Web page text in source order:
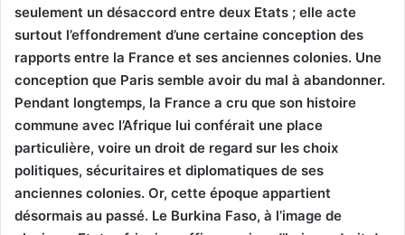
seulement un désaccord entre deux Etats ; elle acte
surtout l’effondrement d’une certaine conception des
rapports entre la France et ses anciennes colonies. Une
conception que Paris semble avoir du mal à abandonner.
Pendant longtemps, la France a cru que son histoire
commune avec l’Afrique lui conférait une place
particulière, voire un droit de regard sur les choix
politiques, sécuritaires et diplomatiques de ses
anciennes colonies. Or, cette époque appartient
désormais au passé. Le Burkina Faso, à l’image de